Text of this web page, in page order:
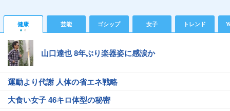
健康 芸能 ゴシップ 女子 トレンド
山口達也 8年ぶり楽器姿に感涙か
運動より代謝 人体の省エネ戦略
大食い女子 46キロ体型の秘密